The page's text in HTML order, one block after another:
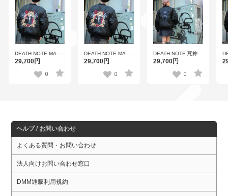
DEATH NOTE MA-1
ミサver.（L）
29,700円
0
DEATH NOTE MA-1
ミサver.（XL）
29,700円
0
DEATH NOTE 死神を
背負うMA-1 リューク
29,700円
0
ヘルプ / お問い合わせ
よくある質問・お問い合わせ
法人向けお問い合わせ窓口
DMM通販利用規約